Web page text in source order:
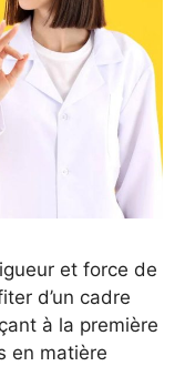
et force de
d’un cadre
à la première
en matière